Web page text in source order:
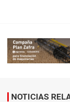
NOTICIAS